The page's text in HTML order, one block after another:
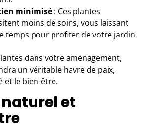
minimisé : Ces plantes
moins de soins, vous laissant
temps pour profiter de votre jardin.
dans votre aménagement,
un véritable havre de paix,
et le bien-être.
et